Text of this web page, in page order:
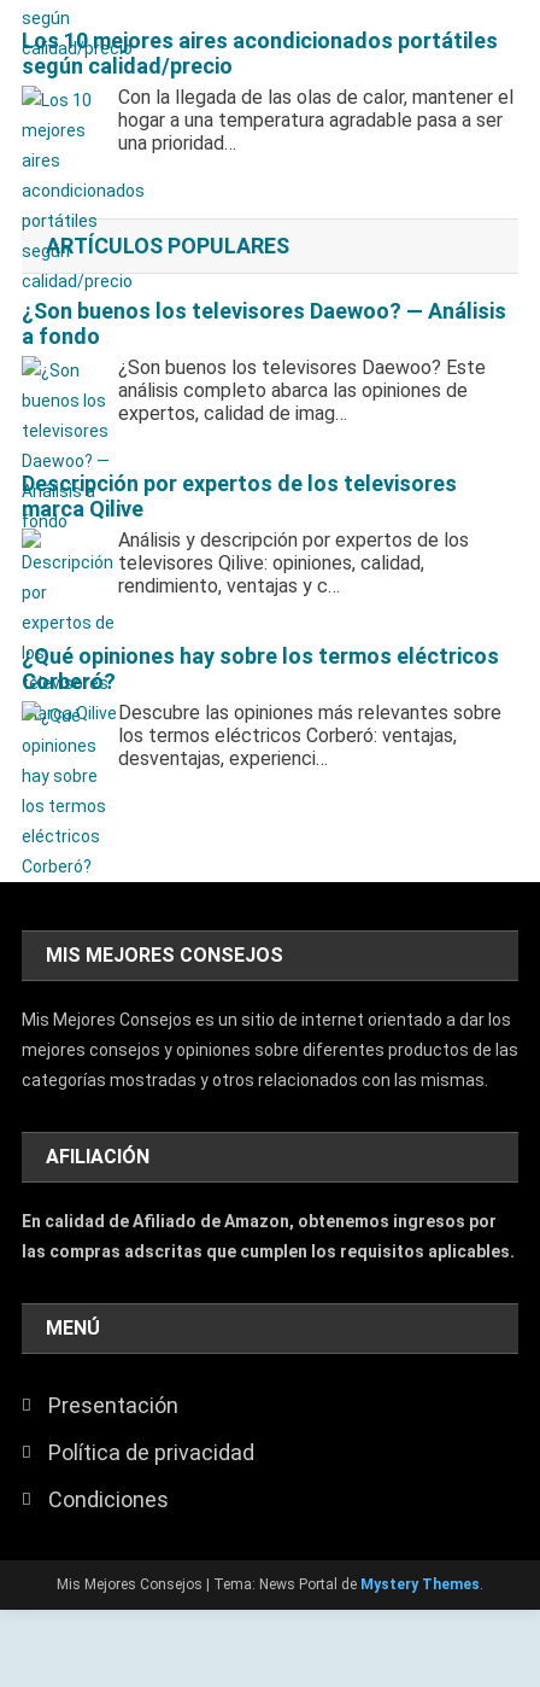
Los 10 mejores aires acondicionados portátiles
según calidad/precio
Con la llegada de las olas de calor, mantener el
hogar a una temperatura agradable pasa a ser
una prioridad…
ARTÍCULOS POPULARES
¿Son buenos los televisores Daewoo? — Análisis
a fondo
¿Son buenos los televisores Daewoo? Este
análisis completo abarca las opiniones de
expertos, calidad de imag…
Descripción por expertos de los televisores
marca Qilive
Análisis y descripción por expertos de los
televisores Qilive: opiniones, calidad,
rendimiento, ventajas y c…
¿Qué opiniones hay sobre los termos eléctricos
Corberó?
Descubre las opiniones más relevantes sobre
los termos eléctricos Corberó: ventajas,
desventajas, experienci…
MIS MEJORES CONSEJOS
Mis Mejores Consejos es un sitio de internet orientado a dar los
mejores consejos y opiniones sobre diferentes productos de las
categorías mostradas y otros relacionados con las mismas.
AFILIACIÓN
En calidad de Afiliado de Amazon, obtenemos ingresos por
las compras adscritas que cumplen los requisitos aplicables.
MENÚ
Presentación
Política de privacidad
Condiciones
Mis Mejores Consejos Tema: News Portal de Mystery Themes.